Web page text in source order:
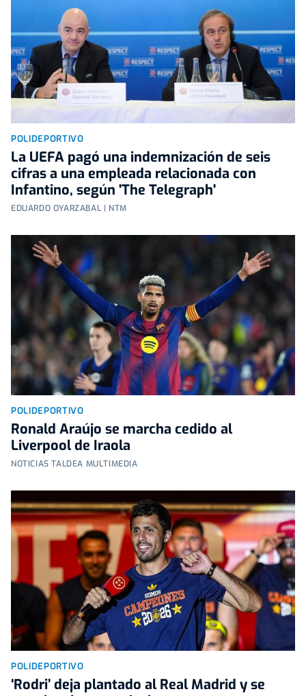
POLIDEPORTIVO
La UEFA pagó una indemnización de seis
cifras a una empleada relacionada con
Infantino, según 'The Telegraph'
EDUARDO OYARZABAL | NTM
POLIDEPORTIVO
Ronald Araújo se marcha cedido al
Liverpool de Iraola
NOTICIAS TALDEA MULTIMEDIA
POLIDEPORTIVO
‘Rodri’ deja plantado al Real Madrid y se